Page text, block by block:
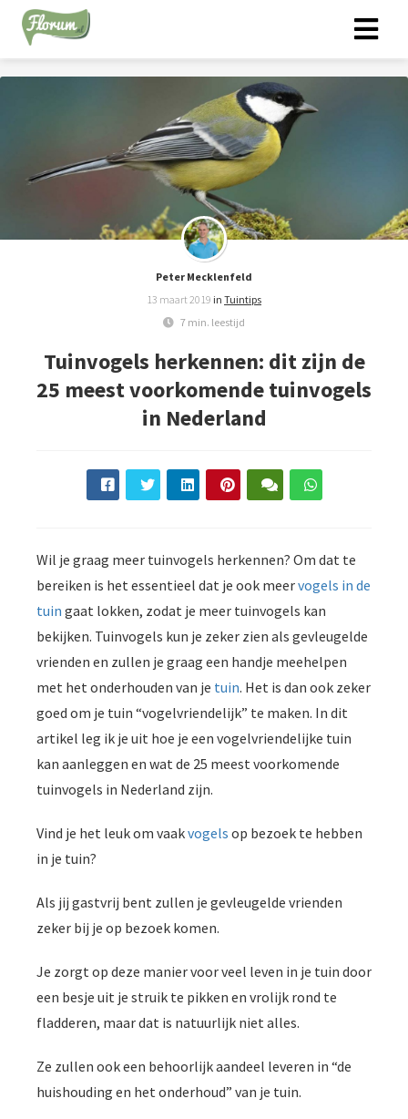
Peter Mecklenfeld
13 maart 2019 in Tuintips
7 min. leestijd
Tuinvogels herkennen: dit zijn de
25 meest voorkomende tuinvogels
in Nederland
Wil je graag meer tuinvogels herkennen? Om dat te
bereiken is het essentieel dat je ook meervogels in de
tuin gaat lokken, zodat je meer tuinvogels kan
bekijken. Tuinvogels kun je zeker zien als gevleugelde
vrienden en zullen je graag een handje meehelpen
met het onderhouden van je tuin. Het is dan ook zeker
goed om je tuin “vogelvriendelijk” te maken. In dit
artikel leg ik je uit hoe je een vogelvriendelijke tuin
kan aanleggen en wat de 25 meest voorkomende
tuinvogels in Nederland zijn.
Vind je het leuk om vaakvogels op bezoek te hebben
in je tuin?
Als jij gastvrij bent zullen je gevleugelde vrienden
zeker bij je op bezoek komen.
Je zorgt op deze manier voor veel leven in je tuin door
een besje uit je struik te pikken en vrolijk rond te
fladderen, maar dat is natuurlijk niet alles.
Ze zullen ook een behoorlijk aandeel leveren in “de
huishouding en het onderhoud” van je tuin.